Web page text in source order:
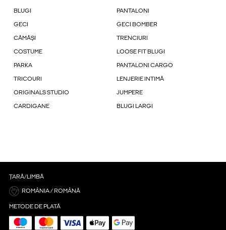
BLUGI PANTALONI
GECI GECI BOMBER
CĂMĂȘI TRENCIURI
COSTUME LOOSE FIT BLUGI
PARKA PANTALONI CARGO
TRICOURI LENJERIE INTIMĂ
ORIGINALS STUDIO JUMPERE
CARDIGANE BLUGI LARGI
ȚARĂ/LIMBĂ
ROMÂNIA / ROMÂNĂ
METODE DE PLATĂ